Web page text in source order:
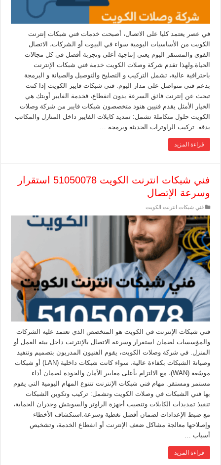
في عصر يعتمد كليا على الاتصال، أصبحت خدمات فني شبكات إنترنت
الكويت من الأساسيات اليومية سواء في البيوت أو الشركات، الاتصال
القوي والمستقر اليوم يعني إنتاجية أعلى وتجربة أفضل في كل مجالات
الحياة.ولهذا تقدم شركة وصلات الكويت خدمة فني شبكات الإنترنت
باحترافية عالية، تشمل التركيب و التصليح والتوصيل والصيانة و البرمجة
بدعم فني متواصل على مدار اليوم. فني شبكات فايبر الكويت إذا كنت
تبحث عن إنترنت فائق السرعة بدون انقطاع، فخدمة الفايبر أوبتك هي
الخيار الأمثل يقدم فنيين هنود متخصصون شبكات فايبر من شركة وصلات
الكويت حلول متكاملة تشمل: تمديد كابلات الفايبر داخل المنازل والمكاتب
بدقة. تركيب الراوترات الحديثة وبرمجة …
قراءة المزيد
فني شبكات انترنت الكويت 51050078 استقرار
وسرعة الإتصال
فني شبكات انترنت الكويت
فني شبكات الإنترنت في الكويت هو المتخصص الذي تعتمد عليه الشركات
والمؤسسات لضمان استقرار وسرعة الاتصال بالإنترنت داخل بيئة العمل أو
المنزل. في شركة وصلات الكويت، يقوم الفنيون المدربون بتصميم وتنفيذ
وصيانة الشبكات بكفاءة عالية، سواء كانت شبكات داخلية (LAN) أو شبكات
موسّعة (WAN)، مع الالتزام بأعلى معايير الأمان والجودة لضمان أداء
مستمر ومستقر. مهام فني شبكات الإنترنت تتنوع المهام اليومية التي يقوم
بها فني الشبكات في وصلات الكويت وتشمل: تركيب وتكوين الشبكات
تنفيذ تمديدات الكابلات وتنصيب أجهزة الراوتر والسويتش وجدران الحماية،
مع ضبط الإعدادات لضمان أفضل تغطية وسرعة.استكشاف الأخطاء
وإصلاحها معالجة مشاكل ضعف الإنترنت أو انقطاع الخدمة، وتشخيص
أسباب …
قراءة المزيد